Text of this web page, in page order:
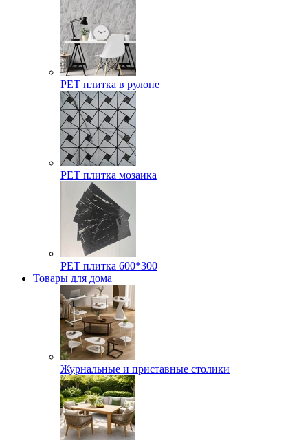
РЕТ плитка в рулоне
РЕТ плитка мозаика
РЕТ плитка 600*300
Товары для дома
Журнальные и приставные столики